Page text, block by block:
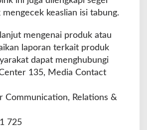
keaslian isi tabung.
mengenai produk atau
laporan terkait produk
dapat menghubungi
135, Media Contact
Communication, Relations &
725